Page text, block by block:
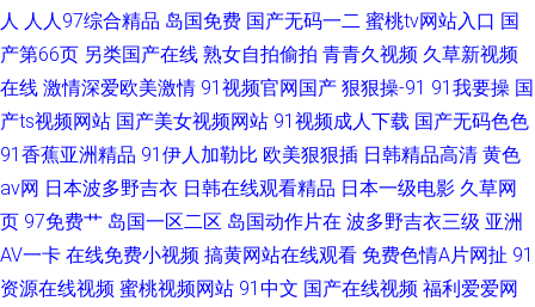
人 人人97综合精品 岛国免费 国产无码一二 蜜桃tv网站入口 国
产第66页 另类国产在线 熟女自拍偷拍 青青久视频 久草新视频
在线 激情深爱欧美激情 91视频官网国产 狠狠操-91 91我要操 国
产ts视频网站 国产美女视频网站 91视频成人下载 国产无码色色
91香蕉亚洲精品 91伊人加勒比 欧美狠狠插 日韩精品高清 黄色
av网 日本波多野吉衣 日韩在线观看精品 日本一级电影 久草网
页 97免费艹 岛国一区二区 岛国动作片在 波多野吉衣三级 亚洲
AV一卡 在线免费小视频 搞黄网站在线观看 免费色情A片网扯 91
资源在线视频 蜜桃视频网站 91中文 国产在线视频 福利爱爱网